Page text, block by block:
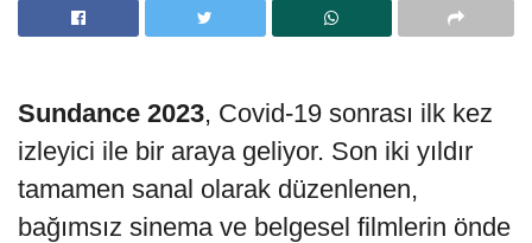
Sundance 2023, Covid-19 sonrası ilk kez
izleyici ile bir araya geliyor. Son iki yıldır
tamamen sanal olarak düzenlenen,
bağımsız sinema ve belgesel filmlerin önde